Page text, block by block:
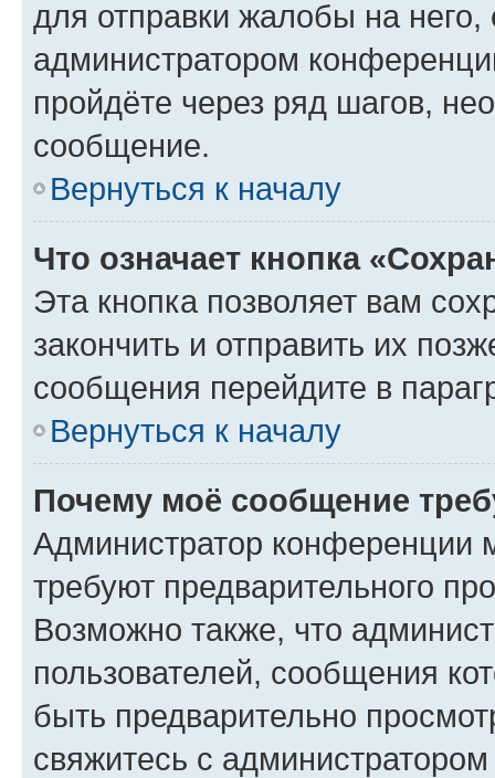
для отправки жалобы на
администратором
пройдёте через ряд шагов,
сообщение.
Вернуться к началу
Что означает кнопка
Эта кнопка позволяет вам
закончить и отправить их
сообщения перейдите в
Вернуться к началу
Почему моё сообщение
Администратор конференции
требуют предварительного
Возможно также, что
пользователей, сообщения
быть предварительно
свяжитесь с